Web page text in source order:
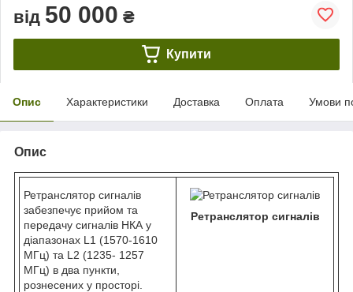
від 50 000 ₴
Купити
Опис Характеристики Доставка Оплата Умови
Опис
Ретранслятор сигналів
забезпечує прийом та
передачу сигналів НКА у
діапазонах L1 (1570-1610
МГц) та L2 (1235- 1257
МГц) в два пункти,
рознесених у просторі.
Ретранслятор сигналів